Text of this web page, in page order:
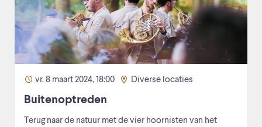
vr. 8 maart 2024, 18:00 Diverse locaties
Buitenoptreden
Terug naar de natuur met de vier hoornisten van het